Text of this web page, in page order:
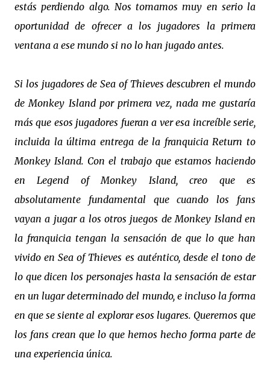
estás perdiendo algo. Nos tomamos muy en serio la
oportunidad de ofrecer a los jugadores la primera
ventana a ese mundo si no lo han jugado antes.
Si los jugadores de Sea of Thieves descubren el mundo
de Monkey Island por primera vez, nada me gustaría
más que esos jugadores fueran a ver esa increíble serie,
incluida la última entrega de la franquicia Return to
Monkey Island. Con el trabajo que estamos haciendo
en Legend of Monkey Island, creo que es
absolutamente fundamental que cuando los fans
vayan a jugar a los otros juegos de Monkey Island en
la franquicia tengan la sensación de que lo que han
vivido en Sea of Thieves es auténtico, desde el tono de
lo que dicen los personajes hasta la sensación de estar
en un lugar determinado del mundo, e incluso la forma
en que se siente al explorar esos lugares. Queremos que
los fans crean que lo que hemos hecho forma parte de
una experiencia única.